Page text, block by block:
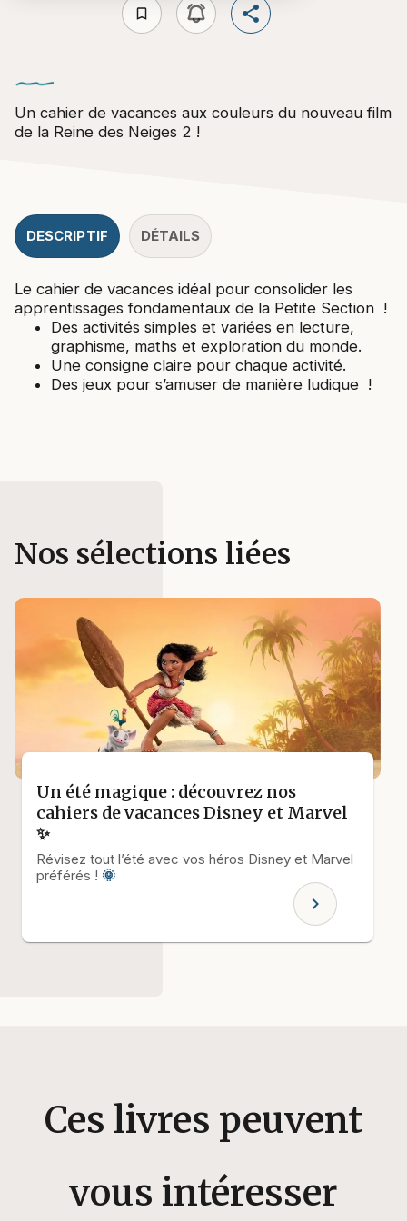
bookmark_border
Un cahier de vacances aux couleurs du nouveau film
de la Reine des Neiges 2 !
DESCRIPTIF DÉTAILS
Le cahier de vacances idéal pour consolider les
apprentissages fondamentaux de la Petite Section !
Des activités simples et variées en lecture,
graphisme, maths et exploration du monde.
Une consigne claire pour chaque activité.
Des jeux pour s’amuser de manière ludique !
Nos sélections liées
Un été magique : découvrez nos
cahiers de vacances Disney et Marvel
✨
Révisez tout l’été avec vos héros Disney et Marvel
préférés ! 🌞
chevron_right
Ces livres peuvent
vous intéresser